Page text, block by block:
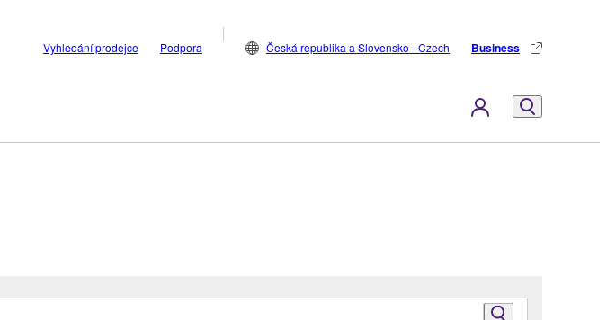
Vyhledání prodejce Podpora Česká republika a Slovensko - Czech Business